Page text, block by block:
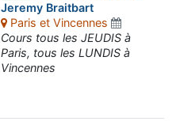
Jeremy Braitbart
Paris et Vincennes
Cours tous les JEUDIS à
Paris, tous les LUNDIS à
Vincennes